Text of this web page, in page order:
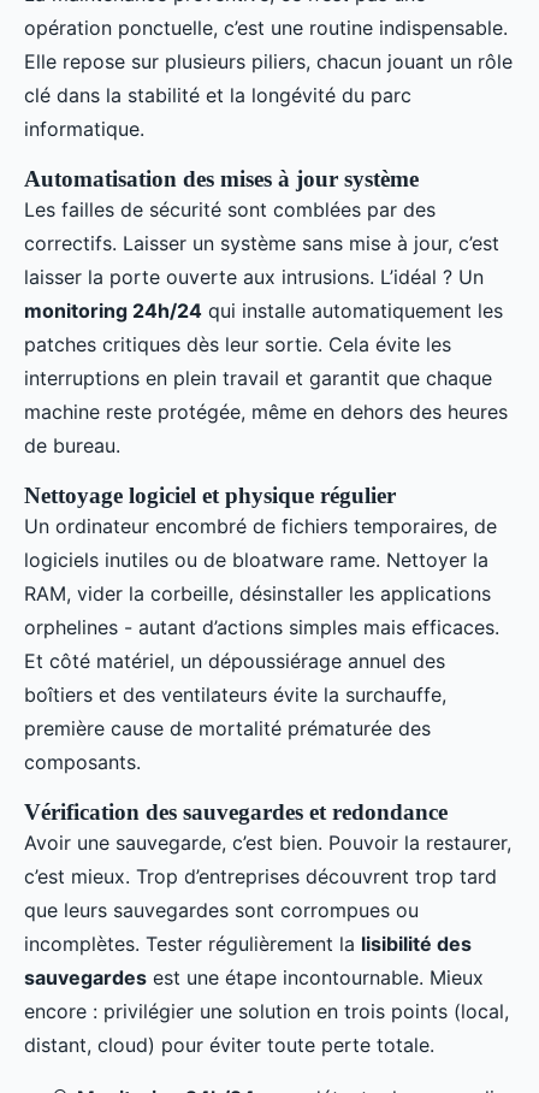
opération ponctuelle, c’est une routine indispensable.
Elle repose sur plusieurs piliers, chacun jouant un rôle
clé dans la stabilité et la longévité du parc
informatique.
Automatisation des mises à jour système
Les failles de sécurité sont comblées par des
correctifs. Laisser un système sans mise à jour, c’est
laisser la porte ouverte aux intrusions. L’idéal ? Un
monitoring 24h/24 qui installe automatiquement les
patches critiques dès leur sortie. Cela évite les
interruptions en plein travail et garantit que chaque
machine reste protégée, même en dehors des heures
de bureau.
Nettoyage logiciel et physique régulier
Un ordinateur encombré de fichiers temporaires, de
logiciels inutiles ou de bloatware rame. Nettoyer la
RAM, vider la corbeille, désinstaller les applications
orphelines - autant d’actions simples mais efficaces.
Et côté matériel, un dépoussiérage annuel des
boîtiers et des ventilateurs évite la surchauffe,
première cause de mortalité prématurée des
composants.
Vérification des sauvegardes et redondance
Avoir une sauvegarde, c’est bien. Pouvoir la restaurer,
c’est mieux. Trop d’entreprises découvrent trop tard
que leurs sauvegardes sont corrompues ou
incomplètes. Tester régulièrement la lisibilité des
sauvegardes est une étape incontournable. Mieux
encore : privilégier une solution en trois points (local,
distant, cloud) pour éviter toute perte totale.